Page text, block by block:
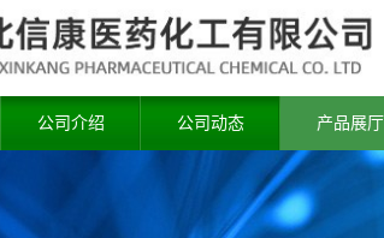
公司介绍 公司动态 产品展厅